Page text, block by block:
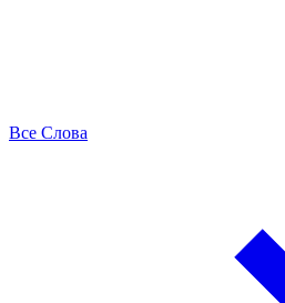
Все Слова